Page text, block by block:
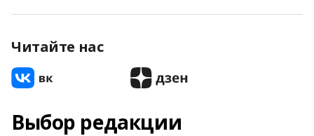
Читайте нас
Выбор редакции